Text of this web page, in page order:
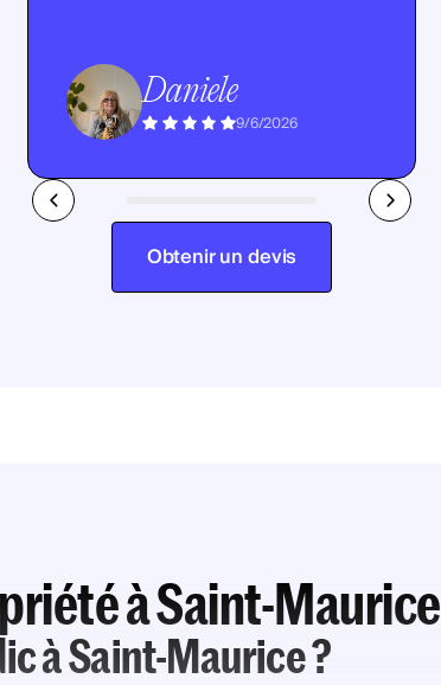
Daniele
9/6/2026
Obtenir un devis
à Saint-Maurice
à Saint-Maurice ?